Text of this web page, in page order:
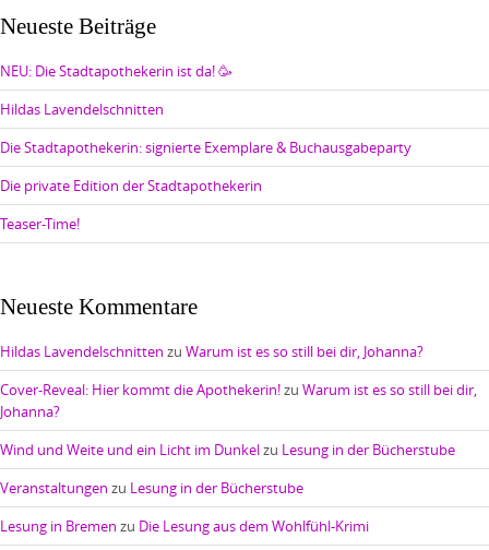
Neueste Beiträge
NEU: Die Stadtapothekerin ist da! 🥳
Hildas Lavendelschnitten
Die Stadtapothekerin: signierte Exemplare & Buchausgabeparty
Die private Edition der Stadtapothekerin
Teaser-Time!
Neueste Kommentare
Hildas Lavendelschnitten zu Warum ist es so still bei dir, Johanna?
Cover-Reveal: Hier kommt die Apothekerin!zu Warum ist es so still bei dir,
Johanna?
Wind und Weite und ein Licht im Dunkelzu Lesung in der Bücherstube
Veranstaltungen zu Lesung in der Bücherstube
Lesung in Bremen zu Die Lesung aus dem Wohlfühl-Krimi